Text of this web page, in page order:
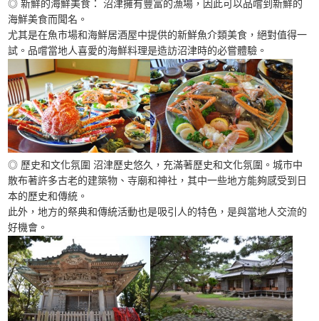
◎ 新鮮的海鮮美食： 沼津擁有豐富的漁場，因此可以品嚐到新鮮的
海鮮美食而聞名。
尤其是在魚市場和海鮮居酒屋中提供的新鮮魚介類美食，絕對值得一
試。品嚐當地人喜愛的海鮮料理是造訪沼津時的必嘗體驗。
◎ 歷史和文化氛圍 沼津歷史悠久，充滿著歷史和文化氛圍。城市中
散布著許多古老的建築物、寺廟和神社，其中一些地方能夠感受到日
本的歷史和傳統。
此外，地方的祭典和傳統活動也是吸引人的特色，是與當地人交流的
好機會。